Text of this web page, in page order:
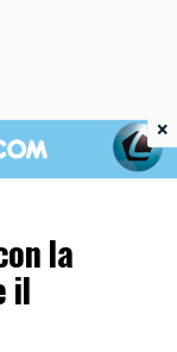
la
il
×